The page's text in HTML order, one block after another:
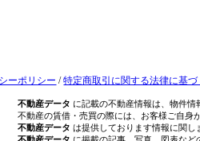
ーポリシー /特定商取引に関する法律に基
不動産データ に記載の不動産情報は、物件
不動産の賃借・売買の際には、お客様ご自身
不動産データ は提供しております情報に関し